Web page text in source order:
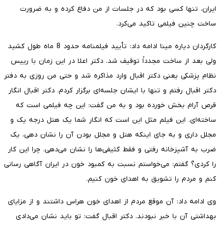
ایران، تنها کسی بود که در جلسات از من دفاع کرده و به ضرورت
ساخت چنین فیلمی تاکید می‌کرد.
کارگردان دیاره مینا ادامه داد: تأیید فیلمنامه حدود 8 ماه طول کشید
ولی بعد از ساخت مجدداً توقیف شد. دکتر اعلا در این زمان با رییس
نظام پزشکی یعنی دکتر اقبال وارد مذاکره شد و حتی من روزی به دفتر
دکتر اقبال رفتم و تنها با ایشان جلسه‌ای برگزار کردم. دکتر اقبال انگار
قرص آرام بخش خورده بود و به من گفت: این چه فیلمی است که
ساخته‌ای. این فیلم مثل این است که انگار شما یک هتل درجه یک و
مجلل داری و به جای اینکه هتل و مجلل بودن آن را نشان دهی، یک
ضرب به آشپزخانه رفتی و فقط کثیفی‌ها را نشان می‌دهی. چرا این کار
را کردی؟ گفتم: می‌خواستم نسبت به کمبود خون در ایران آگاهی رسانی
کنم و مردم را تشویق به اهدای خون کنیم.
وی ادامه داد: آن موقع مردم از اهدای خون هراس داشتند و از مزایای
بهداشتی آن با خبر نبودند. دکتر اقبال گفت: تو باید نشان می‌دادی